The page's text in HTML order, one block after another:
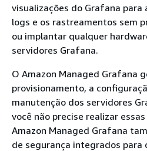
visualizações do Grafana para
logs e os rastreamentos sem
ou implantar qualquer
servidores Grafana.
O Amazon Managed Grafana
provisionamento, a
manutenção dos servidores
você não precise realizar
Amazon Managed Grafana
de segurança integrados para